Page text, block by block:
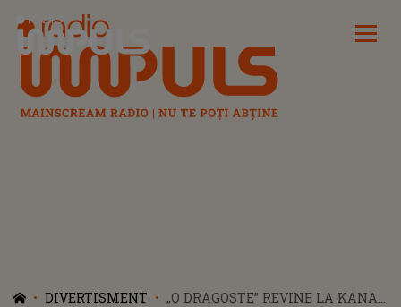
Radio Impuls
DIVERTISMENT
„O DRAGOSTE” REVINE LA KANAL